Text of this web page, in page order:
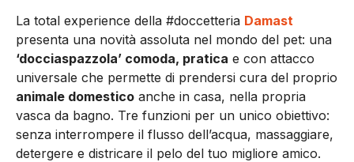
La total experience della #doccetteria Damast
presenta una novità assoluta nel mondo del pet: una
‘docciaspazzola’ comoda, pratica e con attacco
universale che permette di prendersi cura del proprio
animale domestico anche in casa, nella propria
vasca da bagno. Tre funzioni per un unico obiettivo:
senza interrompere il flusso dell’acqua, massaggiare,
detergere e districare il pelo del tuo migliore amico.